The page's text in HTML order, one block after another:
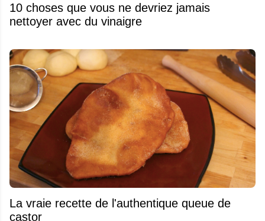
10 choses que vous ne devriez jamais
nettoyer avec du vinaigre
La vraie recette de l'authentique queue de
castor